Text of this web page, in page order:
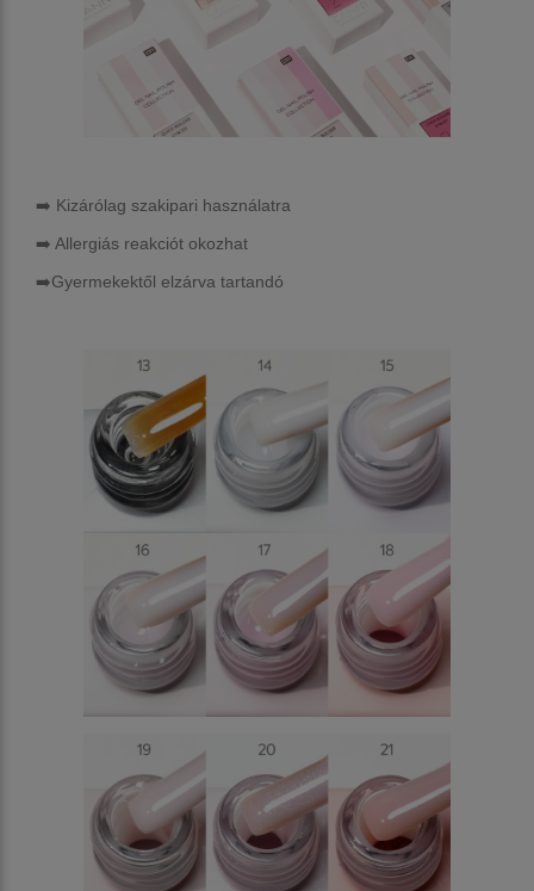
➡️ Kizárólag szakipari használatra
➡️ Allergiás reakciót okozhat
➡️Gyermekektől elzárva tartandó